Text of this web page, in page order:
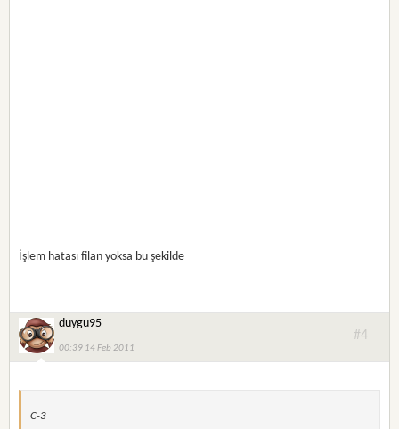
İşlem hatası filan yoksa bu şekilde
duygu95
00:39 14 Feb 2011
#4
C-3